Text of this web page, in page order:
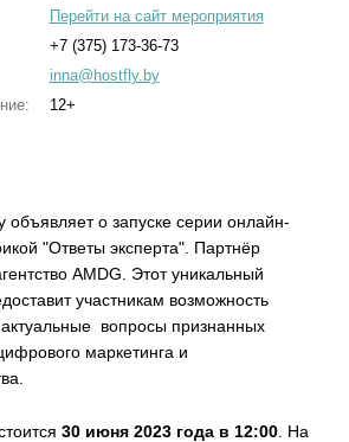
Перейти на сайт мероприятия
+7 (375) 173-36-73
inna@hostfly.by
12+
объявляет о запуске серии онлайн-
"Ответы эксперта". Партнёр
AMDG. Этот уникальный
участникам возможность
актуальные вопросы признанных
маркетинга и
30 июня 2023 года в 12:00 . На